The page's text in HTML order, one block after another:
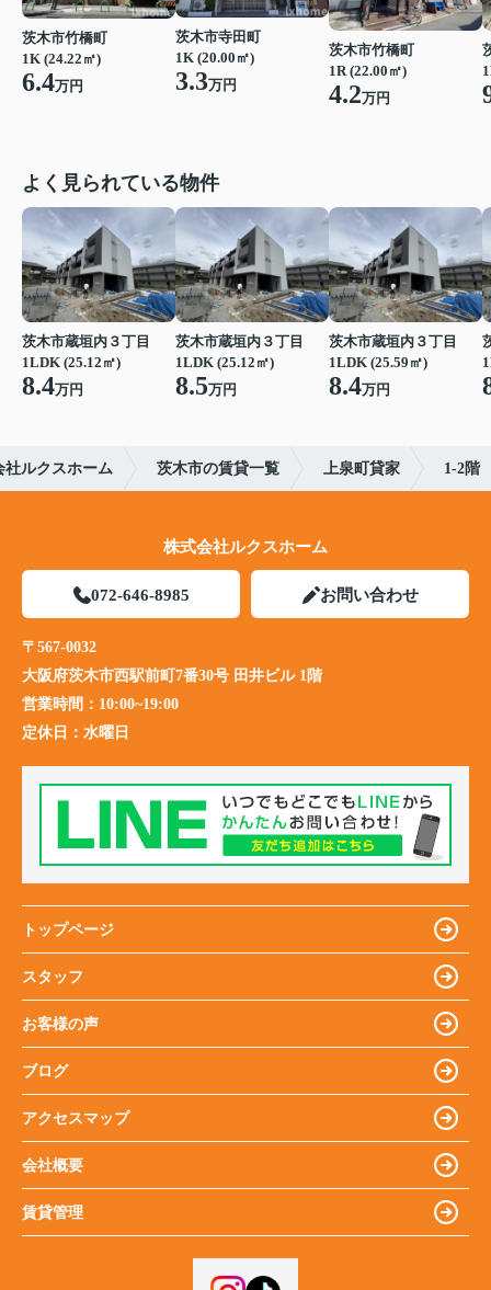
茨木市竹橋町
1K (24.22㎡)
6.4万円
茨木市寺田町
1K (20.00㎡)
3.3万円
茨木市竹橋町
1R (22.00㎡)
4.2万円
よく見られている物件
茨木市蔵垣内３丁目
1LDK (25.12㎡)
8.4万円
茨木市蔵垣内３丁目
1LDK (25.12㎡)
8.5万円
茨木市蔵垣内３丁目
1LDK (25.59㎡)
8.4万円
社ルクスホーム 茨木市の賃貸一覧 上泉町貸家 1-2階
株式会社ルクスホーム
072-646-8985 お問い合わせ
〒567-0032
大阪府茨木市西駅前町7番30号 田井ビル 1階
営業時間： 10:00~19:00
定休日： 水曜日
トップページ
スタッフ
お客様の声
ブログ
アクセスマップ
会社概要
賃貸管理